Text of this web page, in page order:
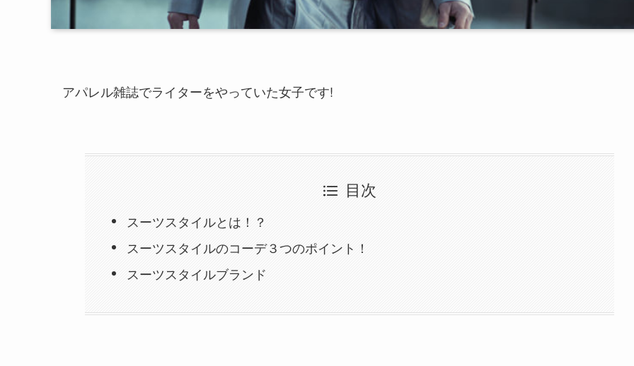
アパレル雑誌でライターをやっていた女子です!
目次
スーツスタイルとは！？
スーツスタイルのコーデ３つのポイント！
スーツスタイルブランド